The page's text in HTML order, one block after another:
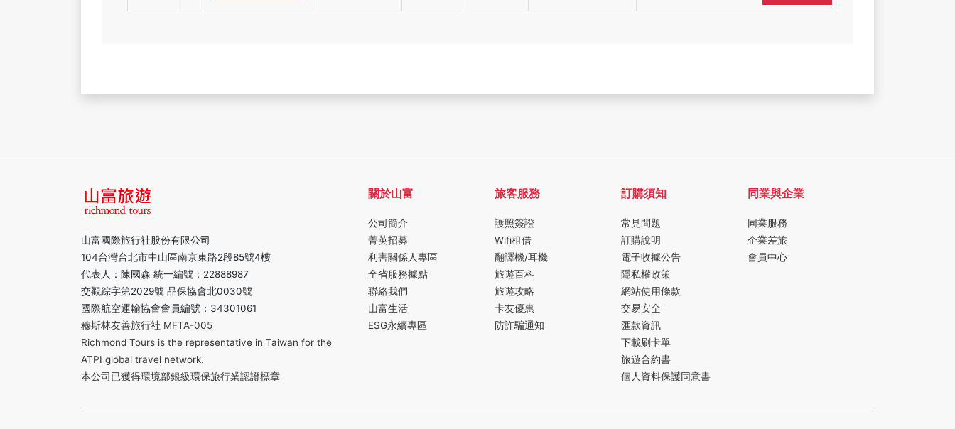
山富國際旅行社股份有限公司
104台灣台北市中山區南京東路2段85號4樓
代表人：陳國森 統一編號：22888987
交觀綜字第2029號 品保協會北0030號
國際航空運輸協會會員編號：34301061
穆斯林友善旅行社 MFTA-005
Richmond Tours is the representative in Taiwan for the
ATPI global travel network.
本公司已獲得環境部銀級環保旅行業認證標章
關於山富
公司簡介
菁英招募
利害關係人專區
全省服務據點
聯絡我們
山富生活
ESG永續專區
旅客服務
護照簽證
Wifi租借
翻譯機/耳機
旅遊百科
旅遊攻略
卡友優惠
防詐騙通知
訂購須知
常見問題
訂購說明
電子收據公告
隱私權政策
網站使用條款
交易安全
匯款資訊
下載刷卡單
旅遊合約書
個人資料保護同意書
同業與企業
同業服務
企業差旅
會員中心